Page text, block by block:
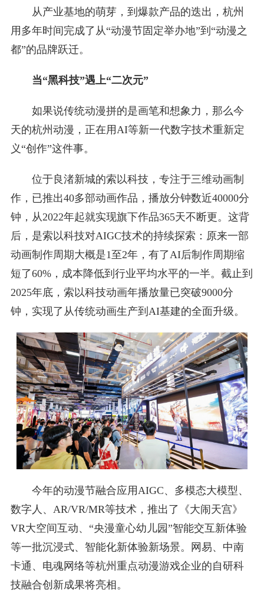
从产业基地的萌芽，到爆款产品的迭出，杭州
用多年时间完成了从“动漫节固定举办地”到“动漫之
都”的品牌跃迁。
当“黑科技”遇上“二次元”
如果说传统动漫拼的是画笔和想象力，那么今
天的杭州动漫，正在用AI等新一代数字技术重新定
义“创作”这件事。
位于良渚新城的索以科技，专注于三维动画制
作，已推出40多部动画作品，播放分钟数近40000分
钟，从2022年起就实现旗下作品365天不断更。这背
后，是索以科技对AIGC技术的持续探索：原来一部
动画制作周期大概是1至2年，有了AI后制作周期缩
短了60%，成本降低到行业平均水平的一半。截止到
2025年底，索以科技动画年播放量已突破9000分
钟，实现了从传统动画生产到AI基建的全面升级。
今年的动漫节融合应用AIGC、多模态大模型、
数字人、AR/VR/MR等技术，推出了《大闹天宫》
VR大空间互动、“央漫童心幼儿园”智能交互新体验
等一批沉浸式、智能化新体验新场景。网易、中南
卡通、电魂网络等杭州重点动漫游戏企业的自研科
技融合创新成果将亮相。